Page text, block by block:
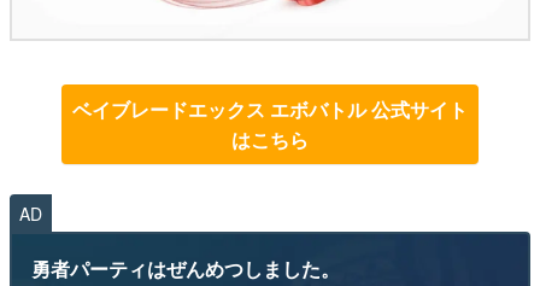
ベイブレードエックス エボバトル 公式サイト
はこちら
AD
勇者パーティはぜんめつしました。